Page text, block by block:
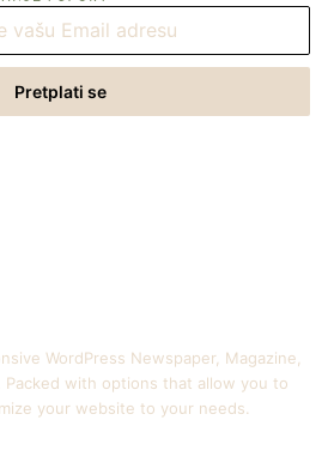
WordPress Newspaper, Magazine,
Packed with options that allow you to
your website to your needs.